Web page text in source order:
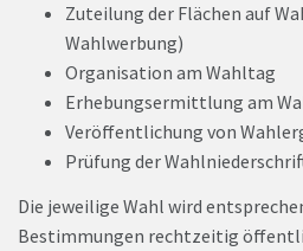
Zuteilung der Flächen auf
Wahlwerbung)
Organisation am Wahltag
Erhebungsermittlung am
Veröffentlichung von
Prüfung der
Die jeweilige Wahl wird
Bestimmungen rechtzeitig